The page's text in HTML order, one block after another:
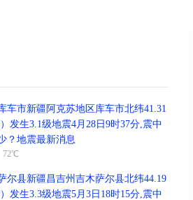
车市新疆阿克苏地区库车市北纬41.31
发生3.1级地震4月28日9时37分,震中
？地震最新消息
尔县新疆昌吉州吉木萨尔县北纬44.19
发生3.3级地震5月3日18时15分,震中